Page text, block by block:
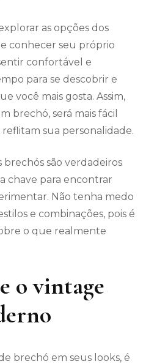
as opções dos
conhecer seu próprio
confortável e
para se descobrir e
você mais gosta. Assim,
brechó, será mais fácil
sua personalidade.
são verdadeiros
chave para encontrar
Não tenha medo
e combinações, pois é
o que realmente
o vintage
brechó em seus looks, é